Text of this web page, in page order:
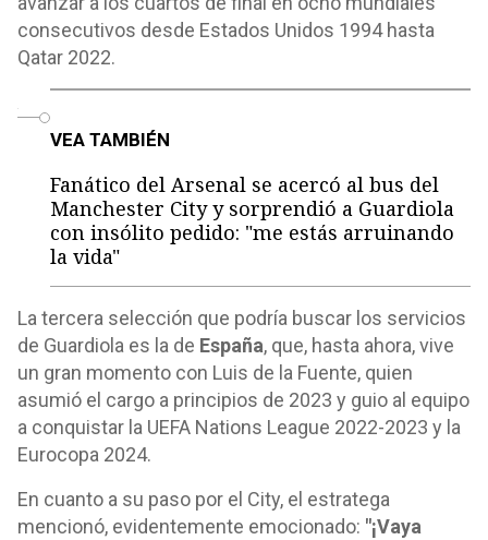
consecutivos desde Estados Unidos 1994 hasta
Qatar 2022.
VEA TAMBIÉN
Fanático del Arsenal se acercó al bus del
Manchester City y sorprendió a Guardiola
con insólito pedido: "me estás arruinando
la vida"
La tercera selección que podría buscar los servicios
de Guardiola es la de España, que, hasta ahora, vive
un gran momento con Luis de la Fuente, quien
asumió el cargo a principios de 2023 y guio al equipo
a conquistar la UEFA Nations League 2022-2023 y la
Eurocopa 2024.
En cuanto a su paso por el City, el estratega
mencionó, evidentemente emocionado: "¡Vaya